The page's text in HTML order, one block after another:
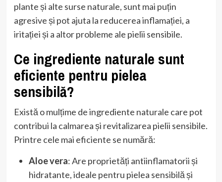
plante și alte surse naturale, sunt mai puțin
agresive și pot ajuta la reducerea inflamației, a
iritației și a altor probleme ale pielii sensibile.
Ce ingrediente naturale sunt
eficiente pentru pielea
sensibilă?
Există o mulțime de ingrediente naturale care pot
contribui la calmarea și revitalizarea pielii sensibile.
Printre cele mai eficiente se numără:
Aloe vera: Are proprietăți antiinflamatorii și
hidratante, ideale pentru pielea sensibilă și